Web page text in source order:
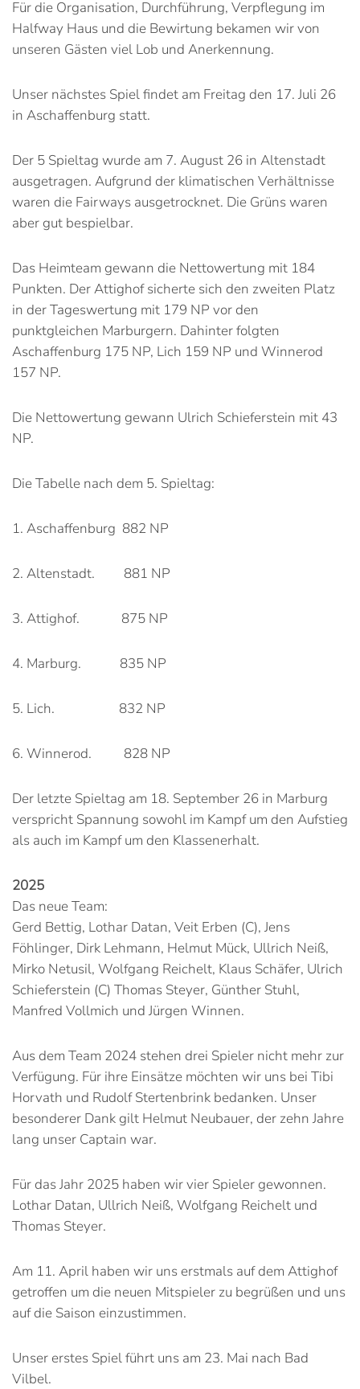
Für die Organisation, Durchführung, Verpflegung im
Halfway Haus und die Bewirtung bekamen wir von
unseren Gästen viel Lob und Anerkennung.
Unser nächstes Spiel findet am Freitag den 17. Juli 26
in Aschaffenburg statt.
Der 5 Spieltag wurde am 7. August 26 in Altenstadt
ausgetragen. Aufgrund der klimatischen Verhältnisse
waren die Fairways ausgetrocknet. Die Grüns waren
aber gut bespielbar.
Das Heimteam gewann die Nettowertung mit 184
Punkten. Der Attighof sicherte sich den zweiten Platz
in der Tageswertung mit 179 NP vor den
punktgleichen Marburgern. Dahinter folgten
Aschaffenburg 175 NP, Lich 159 NP und Winnerod
157 NP.
Die Nettowertung gewann Ulrich Schieferstein mit 43
NP.
Die Tabelle nach dem 5. Spieltag:
1. Aschaffenburg 882 NP
2. Altenstadt. 881 NP
3. Attighof. 875 NP
4. Marburg. 835 NP
5. Lich. 832 NP
6. Winnerod. 828 NP
Der letzte Spieltag am 18. September 26 in Marburg
verspricht Spannung sowohl im Kampf um den Aufstieg
als auch im Kampf um den Klassenerhalt.
2025
Das neue Team:
Gerd Bettig, Lothar Datan, Veit Erben (C), Jens
Föhlinger, Dirk Lehmann, Helmut Mück, Ullrich Neiß,
Mirko Netusil, Wolfgang Reichelt, Klaus Schäfer, Ulrich
Schieferstein (C) Thomas Steyer, Günther Stuhl,
Manfred Vollmich und Jürgen Winnen.
Aus dem Team 2024 stehen drei Spieler nicht mehr zur
Verfügung. Für ihre Einsätze möchten wir uns bei Tibi
Horvath und Rudolf Stertenbrink bedanken. Unser
besonderer Dank gilt Helmut Neubauer, der zehn Jahre
lang unser Captain war.
Für das Jahr 2025 haben wir vier Spieler gewonnen.
Lothar Datan, Ullrich Neiß, Wolfgang Reichelt und
Thomas Steyer.
Am 11. April haben wir uns erstmals auf dem Attighof
getroffen um die neuen Mitspieler zu begrüßen und uns
auf die Saison einzustimmen.
Unser erstes Spiel führt uns am 23. Mai nach Bad
Vilbel.